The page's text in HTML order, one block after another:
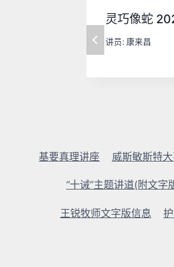
灵巧像蛇
讲员: 康来昌
基要真理讲座 威斯敏斯特
“十诫”主题讲道(附文字
王锐牧师文字版信息